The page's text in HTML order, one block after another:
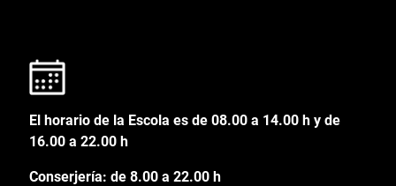
El horario de la Escola es de 08.00 a 14.00 h y de
16.00 a 22.00 h
Conserjería: de 8.00 a 22.00 h